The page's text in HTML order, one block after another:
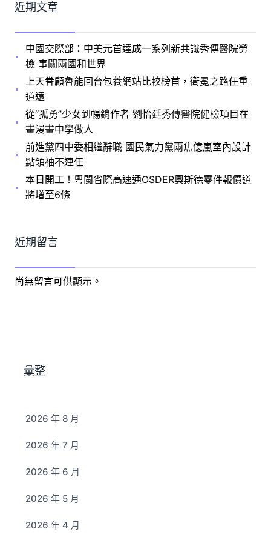
近期文章
中國交際部：中美元首達成一系列新共識秀傳醫院勞
檢 事關兩國和世界
上天眷顧魯能回台包養網站比較榜首，衛冕之路任重
道遠
從“孤勇”少女到暢銷作者 劉怡廷秀傳醫院健檢項目在
畫漫畫中學做人
前進黨四中委相繼辭職 國民氣力黨兩焦億嵐室內設計
點領袖不連任
本日開工！粵閩省際高速通OSDER奧斯德零件報價道
將增至6條
近期留言
尚無留言可供顯示。
彙整
2026 年 8 月
2026 年 7 月
2026 年 6 月
2026 年 5 月
2026 年 4 月